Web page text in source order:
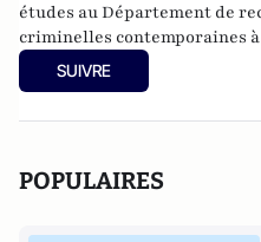
études au Département de
criminelles contemporaines
de nombreux ouvrages sur le
criminalité organisée dans le
SUIVRE
POPULAIRES